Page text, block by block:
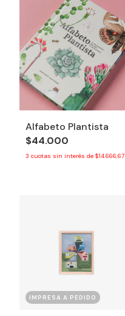
Alfabeto Plantista
$44.000
3 cuotas sin interés de $14.666,67
IMPRESA A PEDIDO